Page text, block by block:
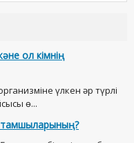
ол кімнің
үлкен әр түрлі
ө...